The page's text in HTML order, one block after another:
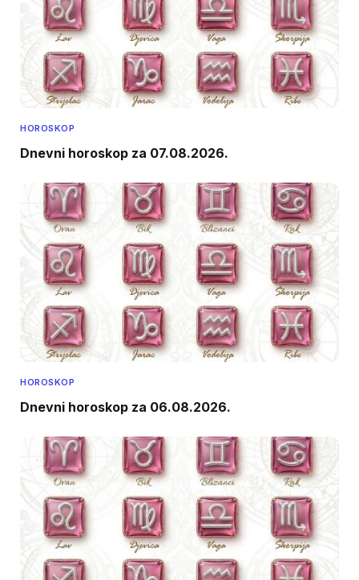
HOROSKOP
Dnevni horoskop za 07.08.2026.
HOROSKOP
Dnevni horoskop za 06.08.2026.